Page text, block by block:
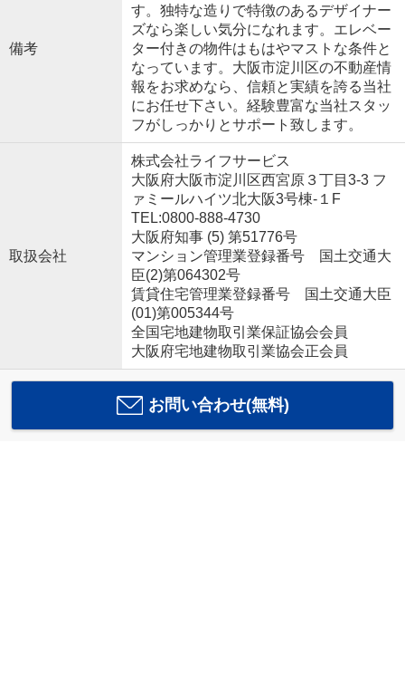
備考
す。独特な造りで特徴のあるデザイナー
ズなら楽しい気分になれます。エレベー
ター付きの物件はもはやマストな条件と
なっています。大阪市淀川区の不動産情
報をお求めなら、信頼と実績を誇る当社
にお任せ下さい。経験豊富な当社スタッ
フがしっかりとサポート致します。
取扱会社
株式会社ライフサービス
大阪府大阪市淀川区西宮原３丁目3-3 フ
ァミールハイツ北大阪3号棟-１F
TEL:0800-888-4730
大阪府知事 (5) 第51776号
マンション管理業登録番号 国土交通大
臣(2)第064302号
賃貸住宅管理業登録番号 国土交通大臣
(01)第005344号
全国宅地建物取引業保証協会会員
大阪府宅地建物取引業協会正会員
お問い合わせ(無料)